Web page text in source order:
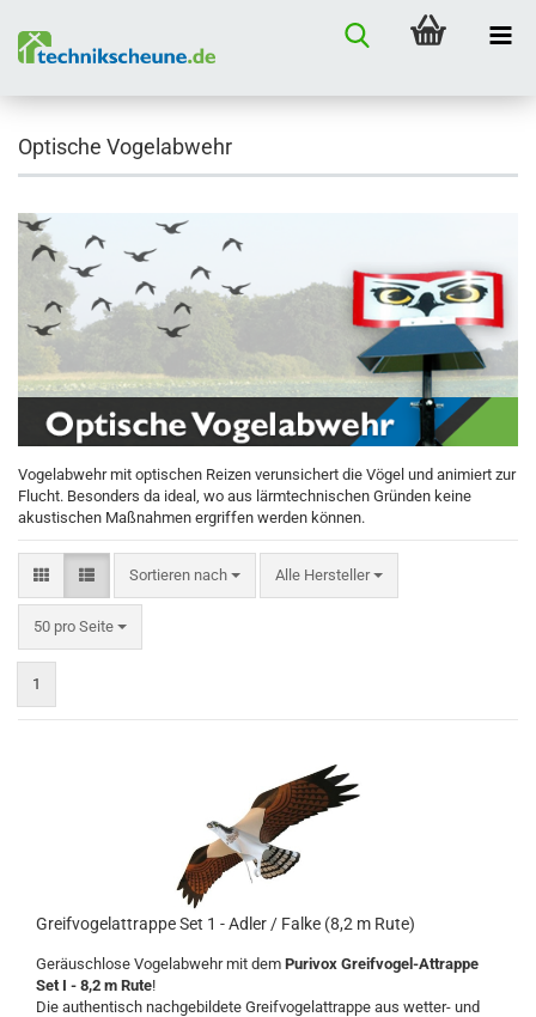
Optische Vogelabwehr
Vogelabwehr mit optischen Reizen verunsichert die Vögel und animiert zur
Flucht. Besonders da ideal, wo aus lärmtechnischen Gründen keine
akustischen Maßnahmen ergriffen werden können.
Sortieren nach
Sortieren nach Alle Hersteller
50 pro Seite
pro Seite
1
Greifvogelattrappe Set 1 - Adler / Falke (8,2 m Rute)
Geräuschlose Vogelabwehr mit dem Purivox Greifvogel-Attrappe
Set I - 8,2 m Rute!
Die authentisch nachgebildete Greifvogelattrappe aus wetter- und